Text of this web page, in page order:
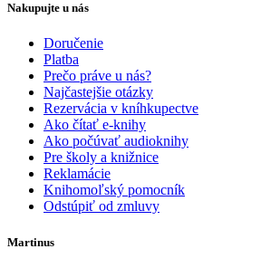
Nakupujte u nás
Doručenie
Platba
Prečo práve u nás?
Najčastejšie otázky
Rezervácia v kníhkupectve
Ako čítať e-knihy
Ako počúvať audioknihy
Pre školy a knižnice
Reklamácie
Knihomoľský pomocník
Odstúpiť od zmluvy
Martinus